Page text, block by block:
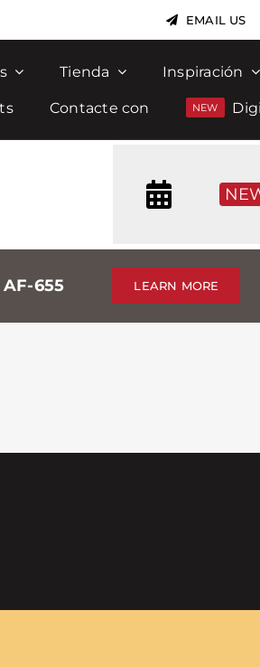
EMAIL US
Tienda Inspiración
Contacte con
655 LEARN MORE